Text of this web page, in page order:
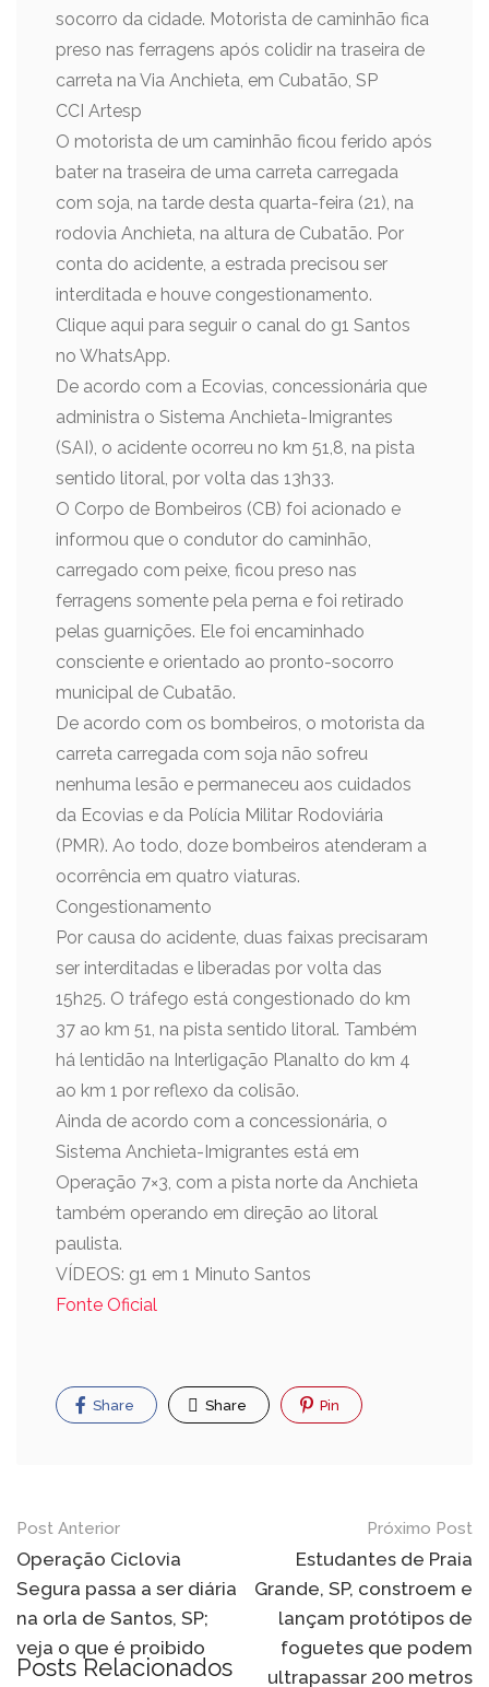
socorro da cidade. Motorista de caminhão fica
preso nas ferragens após colidir na traseira de
carreta na Via Anchieta, em Cubatão, SP
CCI Artesp
O motorista de um caminhão ficou ferido após
bater na traseira de uma carreta carregada
com soja, na tarde desta quarta-feira (21), na
rodovia Anchieta, na altura de Cubatão. Por
conta do acidente, a estrada precisou ser
interditada e houve congestionamento.
Clique aqui para seguir o canal do g1 Santos
no WhatsApp.
De acordo com a Ecovias, concessionária que
administra o Sistema Anchieta-Imigrantes
(SAI), o acidente ocorreu no km 51,8, na pista
sentido litoral, por volta das 13h33.
O Corpo de Bombeiros (CB) foi acionado e
informou que o condutor do caminhão,
carregado com peixe, ficou preso nas
ferragens somente pela perna e foi retirado
pelas guarnições. Ele foi encaminhado
consciente e orientado ao pronto-socorro
municipal de Cubatão.
De acordo com os bombeiros, o motorista da
carreta carregada com soja não sofreu
nenhuma lesão e permaneceu aos cuidados
da Ecovias e da Polícia Militar Rodoviária
(PMR). Ao todo, doze bombeiros atenderam a
ocorrência em quatro viaturas.
Congestionamento
Por causa do acidente, duas faixas precisaram
ser interditadas e liberadas por volta das
15h25. O tráfego está congestionado do km
37 ao km 51, na pista sentido litoral. Também
há lentidão na Interligação Planalto do km 4
ao km 1 por reflexo da colisão.
Ainda de acordo com a concessionária, o
Sistema Anchieta-Imigrantes está em
Operação 7×3, com a pista norte da Anchieta
também operando em direção ao litoral
paulista.
VÍDEOS: g1 em 1 Minuto Santos
Fonte Oficial
Share Share Pin
Post Anterior
Operação Ciclovia
Segura passa a ser diária
na orla de Santos, SP;
veja o que é proibido
Próximo Post
Estudantes de Praia
Grande, SP, constroem e
lançam protótipos de
foguetes que podem
ultrapassar 200 metros
Posts Relacionados